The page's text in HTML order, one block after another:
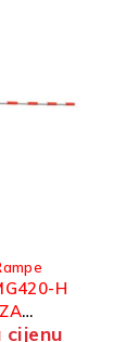
H
3M
cijenu